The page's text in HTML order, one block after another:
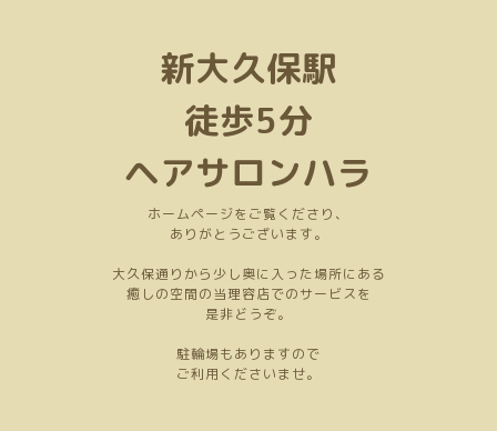
新大久保駅
徒歩5分
ヘアサロンハラ
ホームページをご覧くださり、
ありがとうございます。
大久保通りから少し奥に入った場所にある
癒しの空間の当理容店でのサービスを
是非どうぞ。
駐輪場もありますので
ご利用くださいませ。